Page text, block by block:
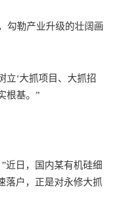
勒产业升级的壮阔画
‘大抓项目、大抓招
根基。”
日，国内某有机硅细
落户，正是对永修大抓